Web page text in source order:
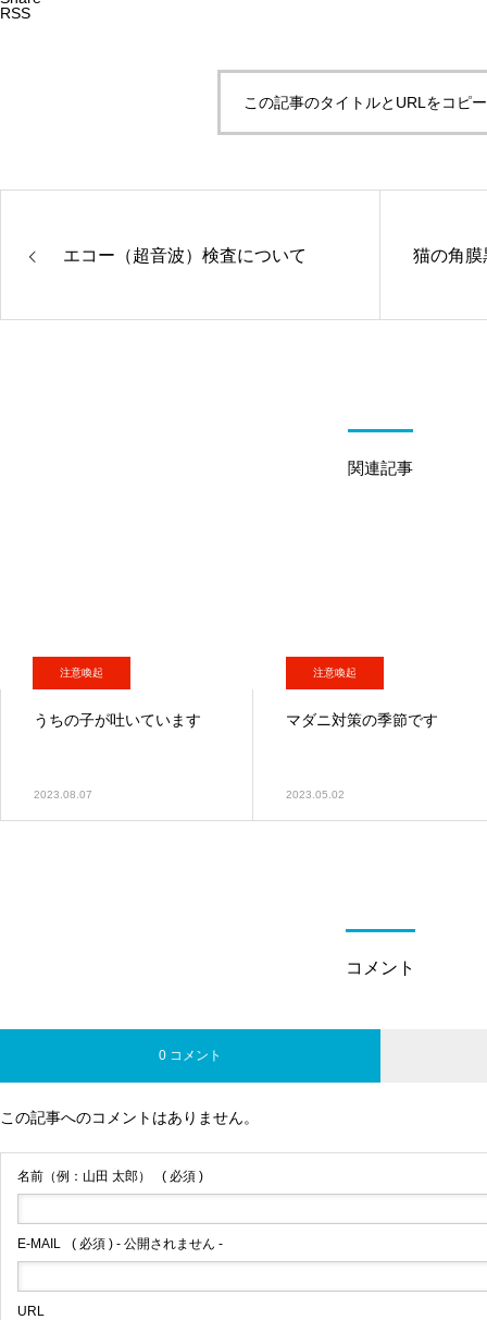
RSS
この記事のタイトルとURLをコピ
エコー（超音波）検査について 猫の角膜
関連記事
注意喚起
うちの子が吐いています
2023.08.07
注意喚起
マダニ対策の季節です
2023.05.02
コメント
0 コメント
この記事へのコメントはありません。
名前（例：山田 太郎） ( 必須 )
E-MAIL ( 必須 ) - 公開されません -
URL